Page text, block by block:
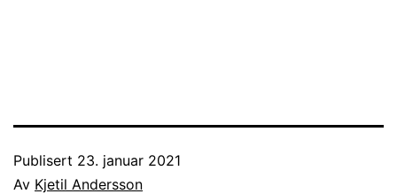
Publisert 23. januar 2021
Av Kjetil Andersson